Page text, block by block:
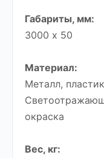
Габариты, мм:
3000 х 50
Материал:
Металл,
окраска
Вес, кг: